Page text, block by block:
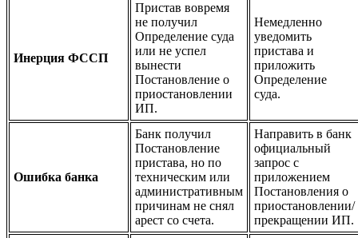
Инерция ФССП
Пристав вовремя
не получил
Определение суда
или не успел
вынести
Постановление о
приостановлении
ИП.
Немедленно
уведомить
пристава и
приложить
Определение
суда.
Ошибка банка
Банк получил
Постановление
пристава, но по
техническим или
административным
причинам не снял
арест со счета.
Направить в банк
официальный
запрос с
приложением
Постановления о
приостановлении/
прекращении ИП.